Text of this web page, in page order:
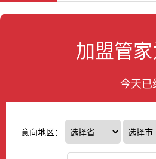
加盟管
今天已
意向地区：